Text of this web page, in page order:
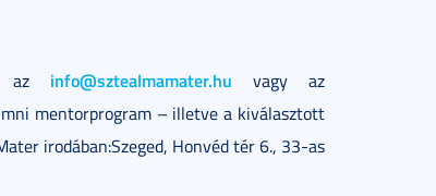
az info@sztealmamater.hu vagy az
mentorprogram – illetve a kiválasztott
irodában:Szeged, Honvéd tér 6., 33-as